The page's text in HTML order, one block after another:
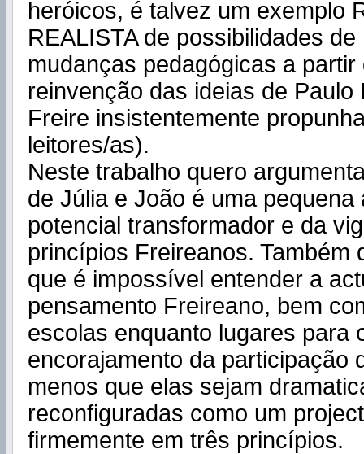
heróicos, é talvez um exemplo
REALISTA de possibilidades
mudanças pedagógicas a partir
reinvenção das ideias de Paulo
Freire insistentemente
leitores/as).
Neste trabalho quero
de Júlia e João é uma pequena
potencial transformador e da
princípios Freireanos. Também
que é impossível entender a
pensamento Freireano, bem
escolas enquanto lugares para
encorajamento da participação
menos que elas sejam
reconfiguradas como um
firmemente em três princípios.